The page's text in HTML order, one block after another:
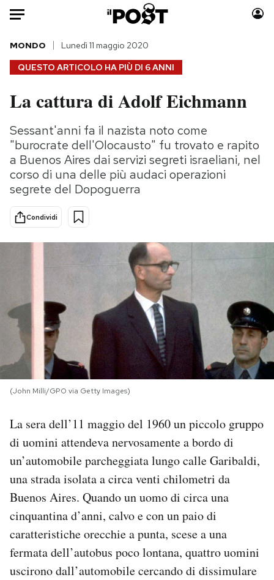
Auto
HOME
Italia
Politica
Tecnologia
Internet
Scienza
Cultura
Economia
Sport
Moda
Consumismi
Storie/Idee
Ok Boomer!
Mondiali calcio 2026
PODCAST
NEWSLETTER
I MIEI PREFERITI
CALENDARIO
AREA PERSONALE
Newsletter
Notifiche mobile
Regala il Post
QUESTO ARTICOLO HA PIÙ DI 6 ANNI
MONDO Lunedì 11 maggio 2020
La cattura di Adolf Eichmann
Sessant'anni fa il nazista noto come
"burocrate dell'Olocausto" fu trovato e rapito
a Buenos Aires dai servizi segreti israeliani, nel
corso di una delle più audaci operazioni
segrete del Dopoguerra
Condividi
(John Milli/GPO via Getty Images)
La sera dell’11 maggio del 1960 un piccolo gruppo
di uomini attendeva nervosamente a bordo di
un’automobile parcheggiata lungo calle Garibaldi,
una strada isolata a circa venti chilometri da
Buenos Aires. Quando un uomo di circa una
cinquantina d’anni, calvo e con un paio di
caratteristiche orecchie a punta, scese a una
fermata dell’autobus poco lontana, quattro uomini
uscirono dall’automobile cercando di dissimulare